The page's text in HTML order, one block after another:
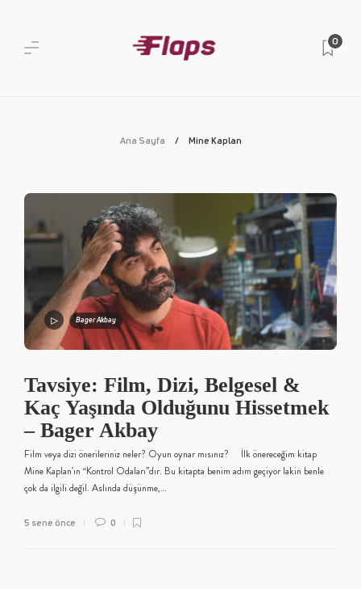
0
Ana Sayfa Mine Kaplan
Bager Akbay
Tavsiye: Film, Dizi, Belgesel &
Kaç Yaşında Olduğunu Hissetmek
– Bager Akbay
Film veya dizi önerileriniz neler? Oyun oynar mısınız? İlk önereceğim kitap
Mine Kaplan’ın “Kontrol Odaları”dır. Bu kitapta benim adım geçiyor lakin benle
çok da ilgili değil. Aslında düşünme,…
5 sene önce 0